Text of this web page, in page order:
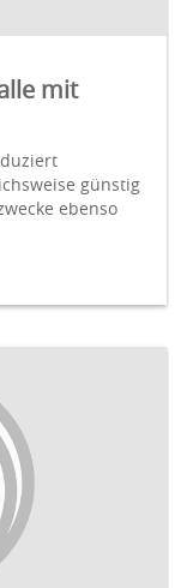
mit
günstig
ebenso